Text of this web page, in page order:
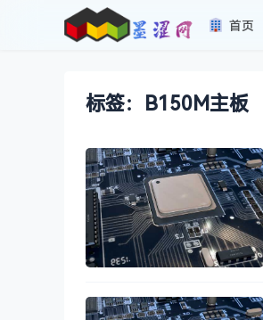
首页
标签：B150M主板